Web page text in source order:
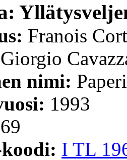
Franois
Giorgio
nimi:
1993
I TL